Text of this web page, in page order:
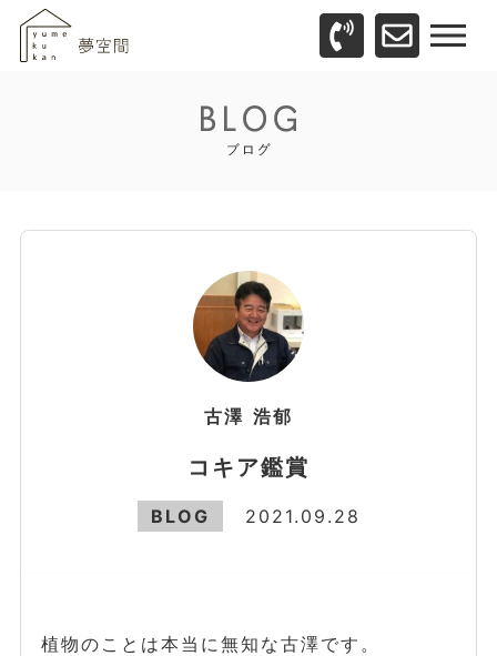
古澤 浩郁
コキア鑑賞
BLOG 2021.09.28
植物のことは本当に無知な古澤です。